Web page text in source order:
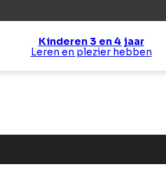
Kinderen 3 en 4 jaar
Leren en plezier hebben